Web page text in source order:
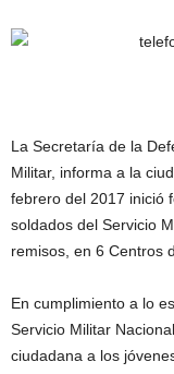
La Secretaría de la
Militar, informa a la
febrero del 2017 inició
soldados del Servicio
remisos, en 6 Centros
En cumplimiento a lo
Servicio Militar
ciudadana a los